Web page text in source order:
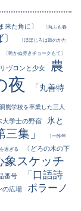
来た角に〕 〔向ふも春
〔ほほじろは鼓のかた
〔乾かぬ赤きチョークもて〕
ヴロンと少女
農
夜
「丸善特
熊学校を卒業した三人
大学士の野宿
氷と
三集」 〔一昨年
過ぎる
〔どろの木の下
象スケッチ
番号
「口語詩
の広場
ポラーノ